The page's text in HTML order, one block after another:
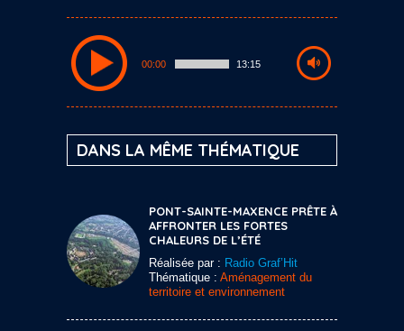
00:00 13:15
DANS LA MÊME THÉMATIQUE
PONT-SAINTE-MAXENCE PRÊTE À
AFFRONTER LES FORTES
CHALEURS DE L’ÉTÉ
Réalisée par : Radio Graf’Hit
Thématique : Aménagement du
territoire et environnement